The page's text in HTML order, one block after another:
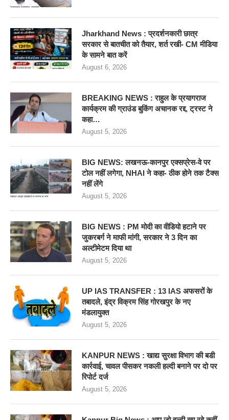
Jharkhand News : प्रदर्शनकारी छात्र
सरकार से बातचीत को तैयार, शर्त रखी- CM मीडिया
के सामने बात करें
August 6, 2026
BREAKING NEWS : राहुल के प्रयागराज
कार्यक्रम की ग्राउंड बुकिंग अचानक रद्द, ट्रस्ट ने
कहा…
August 5, 2026
BIG NEWS: लखनऊ-कानपुर एक्सप्रेस-वे पर
टोल नहीं लगेगा, NHAI ने कहा- ठीक होने तक टैक्स
नहीं लेंगे
August 5, 2026
BIG NEWS : PM मोदी का वीडियो हटाने पर
जुकरबर्ग ने माफी मांगी, सरकार ने 3 दिन का
अल्टीमेटम दिया था
August 5, 2026
UP IAS TRANSFER : 13 IAS अफसरों के
तबादले, इंद्र विक्रम सिंह गोरखपुर के नए
मंडलायुक्त
August 5, 2026
KANPUR NEWS : खाद्य सुरक्षा विभाग की बडी
कार्रवाई, चावल पीसकर नकली हल्दी बनाने पर दो पर
रिपोर्ट दर्ज
August 5, 2026